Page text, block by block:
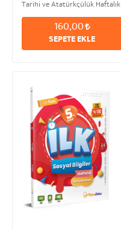
Tarihi ve Atatürkçülük Haftalık
Soru Bankası
160,00
SEPETE EKLE